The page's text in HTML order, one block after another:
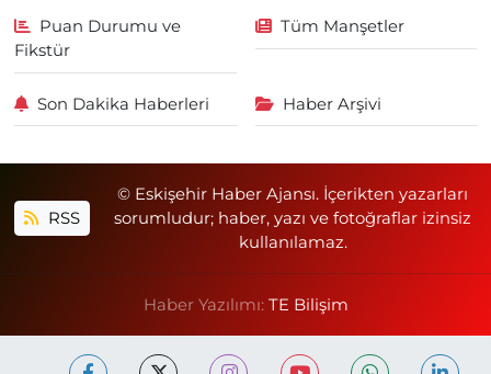
Puan Durumu ve
Fikstür
Tüm Manşetler
Son Dakika Haberleri Haber Arşivi
RSS
© Eskişehir Haber Ajansı. İçerikten yazarları
sorumludur; haber, yazı ve fotoğraflar izinsiz
kullanılamaz.
Haber Yazılımı: TE Bilişim